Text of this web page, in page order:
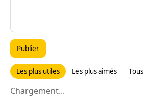
Publier
Les plus utiles Les plus aimés Tous
Chargement...